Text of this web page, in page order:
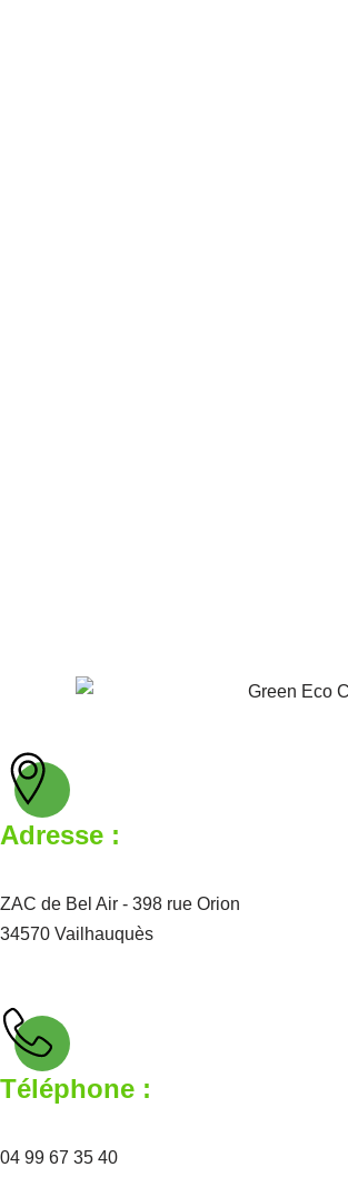
Adresse :
ZAC de Bel Air - 398 rue Orion
34570 Vailhauquès
Téléphone :
04 99 67 35 40